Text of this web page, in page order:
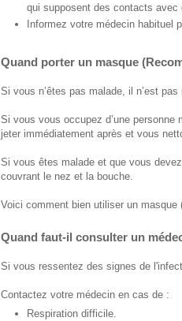
qui supposent des contacts avec
Informez votre médecin habituel
Quand porter un masque
Si vous n’êtes pas malade, il n’est
Si vous vous occupez d’une personne
jeter immédiatement après et vous
Si vous êtes malade et que vous
couvrant le nez et la bouche.
Voici comment bien utiliser un masque
Quand faut-il consulter un
Si vous ressentez des signes de
Contactez votre médecin en cas de :
Respiration difficile.